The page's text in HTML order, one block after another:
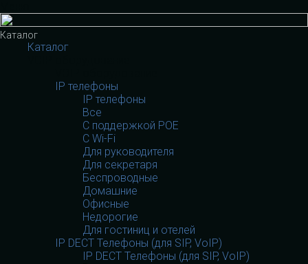
Каталог
Каталог
IP телефоны
IP телефоны
Все
С поддержкой POE
C Wi-Fi
Для руководителя
Для секретаря
Беспроводные
Домашние
Офисные
Недорогие
Для гостиниц и отелей
IP DECT Телефоны (для SIP, VoIP)
IP DECT Телефоны (для SIP, VoIP)